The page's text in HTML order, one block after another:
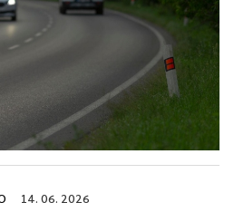
14. 06. 2026